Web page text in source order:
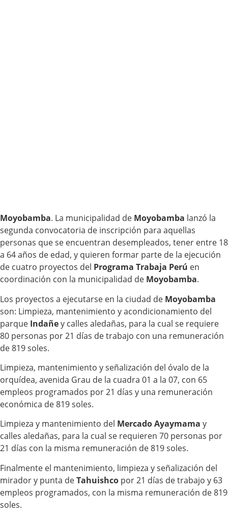
Moyobamba. La municipalidad de Moyobamba lanzó la
segunda convocatoria de inscripción para aquellas
personas que se encuentran desempleados, tener entre 18
a 64 años de edad, y quieren formar parte de la ejecución
de cuatro proyectos del Programa Trabaja Perú en
coordinación con la municipalidad de Moyobamba.
Los proyectos a ejecutarse en la ciudad de Moyobamba
son: Limpieza, mantenimiento y acondicionamiento del
parque Indañey calles aledañas, para la cual se requiere
80 personas por 21 días de trabajo con una remuneración
de 819 soles.
Limpieza, mantenimiento y señalización del óvalo de la
orquídea, avenida Grau de la cuadra 01 a la 07, con 65
empleos programados por 21 días y una remuneración
económica de 819 soles.
Limpieza y mantenimiento del Mercado Ayaymama y
calles aledañas, para la cual se requieren 70 personas por
21 días con la misma remuneración de 819 soles.
Finalmente el mantenimiento, limpieza y señalización del
mirador y punta deTahuishco por 21 días de trabajo y 63
empleos programados, con la misma remuneración de 819
soles.